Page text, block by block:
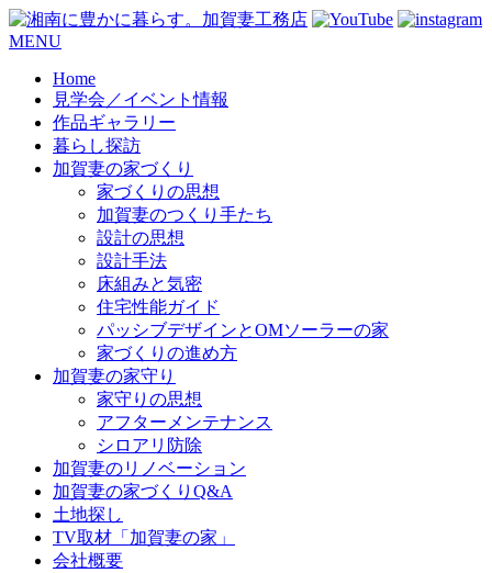
コ
MENU
Home
見学会／イベント情報
作品ギャラリー
暮らし探訪
加賀妻の家づくり
家づくりの思想
加賀妻のつくり手たち
設計の思想
設計手法
床組みと気密
住宅性能ガイド
パッシブデザインとOMソーラーの家
家づくりの進め方
加賀妻の家守り
家守りの思想
アフターメンテナンス
シロアリ防除
加賀妻のリノベーション
加賀妻の家づくりQ&A
土地探し
TV取材「加賀妻の家」
会社概要